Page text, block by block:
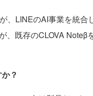
LINEのAI事業を統合
既存のCLOVA Noteβ
？